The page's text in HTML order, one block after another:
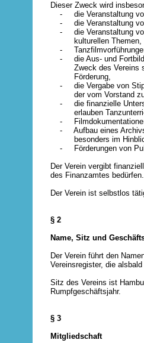
Dieser Zweck wird
- die Veranstaltung von
- die Veranstaltung von
- die Veranstaltung von
kulturellen Themen,
-
- die Aus- und
Zweck des Vereins
Förderung,
- die Vergabe von
der vom Vorstand zu
- die finanzielle
erlauben
-
- Aufbau eines Archivs,
besonders im Hinblick
- Förderungen von
Der Verein vergibt
des Finanzamtes
Der Verein ist selbstlos
§ 2
Name, Sitz und
Der Verein führt den
Vereinsregister, die
Sitz des Vereins ist
Rumpfgeschäftsjahr.
§ 3
Mitgliedschaft